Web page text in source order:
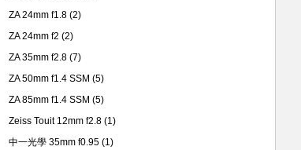
ZA 24mm f1.8 (2)
ZA 24mm f2 (2)
ZA 35mm f2.8 (7)
ZA 50mm f1.4 SSM (5)
ZA 85mm f1.4 SSM (5)
Zeiss Touit 12mm f2.8 (1)
中一光學 35mm f0.95 (1)